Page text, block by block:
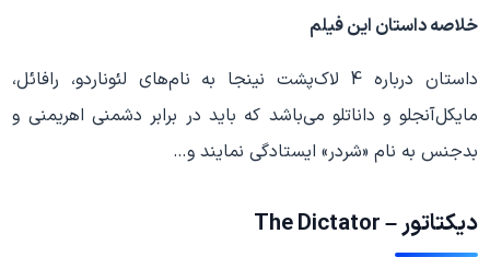
خلاصه داستان این فیلم
داستان درباره 4 لاک‌پشت نینجا به نام‌های لئوناردو، رافائل،
مایکل‌آنجلو و داناتلو می‌باشد که باید در برابر دشمنی اهریمنی و
بدجنس به نام «شردر» ایستادگی نمایند و…
دیکتاتور – The Dictator